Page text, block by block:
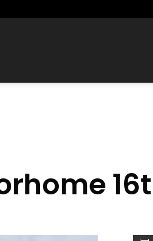
16t